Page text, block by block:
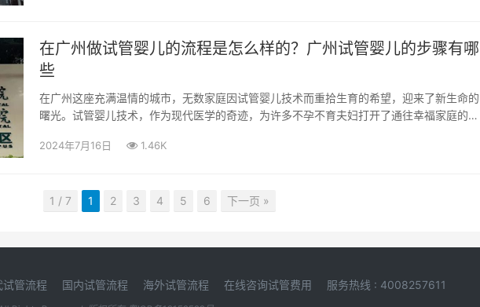
在广州做试管婴儿的流程是怎么样的？广州试管婴儿的步骤有哪
些
在广州这座充满温情的城市，无数家庭因试管婴儿技术而重拾生育的希望，迎来了新生命的
曙光。试管婴儿技术，作为现代医学的奇迹，为许多不孕不育夫妇打开了通往幸福家庭的大
2024年7月16日 1.46K
1 / 7 1 2 3 4 5 6 下一页 »
试管流程 国内试管流程 海外试管流程 在线咨询试管费用 服务热线 : 4008257611